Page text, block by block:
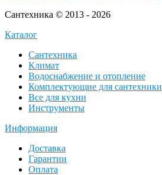
Сантехника © 2013 - 2026
Каталог
Сантехника
Климат
Водоснабжение и отопление
Комплектующие для сантехники
Все для кухни
Инструменты
Информация
Доставка
Гарантии
Оплата